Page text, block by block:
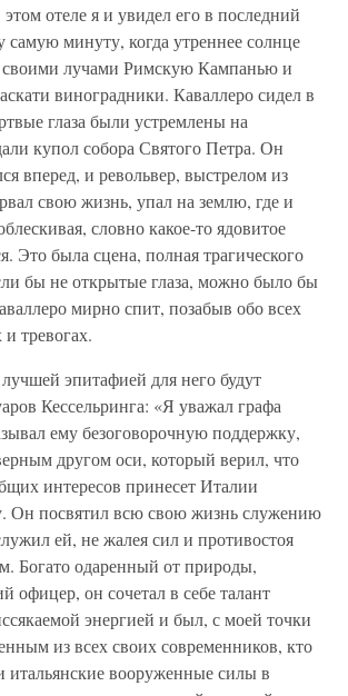
отеле я и увидел его в последний
самую минуту, когда утреннее солнце
своими лучами Римскую Кампанью и
виноградники. Каваллеро сидел в
глаза были устремлены на
купол собора Святого Петра. Он
вперед, и револьвер, выстрелом из
свою жизнь, упал на землю, где и
словно какое-то ядовитое
Это была сцена, полная трагического
бы не открытые глаза, можно было бы
мирно спит, позабыв обо всех
тревогах.
эпитафией для него будут
Кессельринга: «Я уважал графа
ему безоговорочную поддержку,
другом оси, который верил, что
интересов принесет Италии
Он посвятил всю свою жизнь служению
ей, не жалея сил и противостоя
Богато одаренный от природы,
офицер, он сочетал в себе талант
энергией и был, с моей точки
из всех своих современников, кто
итальянские вооруженные силы в